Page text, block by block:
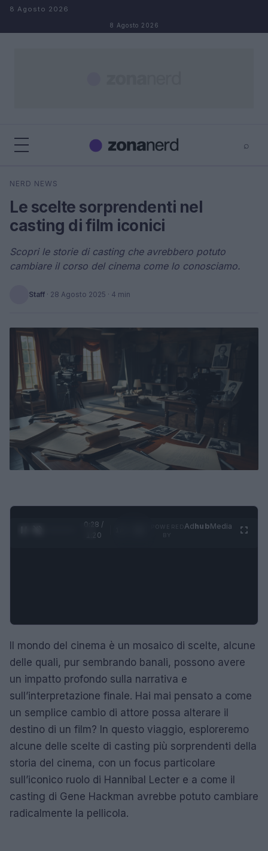
Salta al contenuto
8 Agosto 2026
8 Agosto 2026
⌕
Cerca
NERD NEWS
Le scelte sorprendenti nel
casting di film iconici
Scopri le storie di casting che avrebbero potuto
cambiare il corso del cinema come lo conosciamo.
Staff · 28 Agosto 2025 · 4 min
0:28 /
1:20
AdhubMedia
Il mondo del cinema è un mosaico di scelte, alcune
delle quali, pur sembrando banali, possono avere
un impatto profondo sulla narrativa e
sull’interpretazione finale. Hai mai pensato a come
un semplice cambio di attore possa alterare il
destino di un film? In questo viaggio, esploreremo
alcune delle scelte di casting più sorprendenti della
storia del cinema, con un focus particolare
sull’iconico ruolo di Hannibal Lecter e a come il
casting di Gene Hackman avrebbe potuto cambiare
radicalmente la pellicola.